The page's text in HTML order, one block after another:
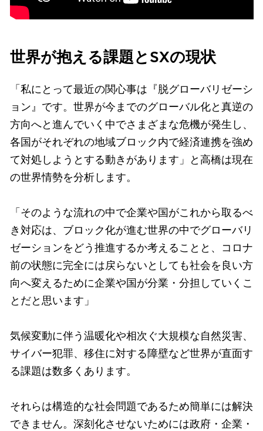
世界が抱える課題とSXの現状
「私にとって最近の関心事は『脱グローバリゼーシ
ョン』です。世界が今までのグローバル化と真逆の
方向へと進んでいく中でさまざまな危機が発生し、
各国がそれぞれの地域ブロック内で経済連携を強め
て対処しようとする動きがあります」と高橋は現在
の世界情勢を分析します。
「そのような流れの中で企業や国がこれから取るべ
き対応は、ブロック化が進む世界の中でグローバリ
ゼーションをどう推進するか考えることと、コロナ
前の状態に完全には戻らないとしても社会を良い方
向へ変えるために企業や国が分業・分担していくこ
とだと思います」
気候変動に伴う温暖化や相次ぐ大規模な自然災害、
サイバー犯罪、移住に対する障壁など世界が直面す
る課題は数多くあります。
それらは構造的な社会問題であるため簡単には解決
できません。深刻化させないためには政府・企業・